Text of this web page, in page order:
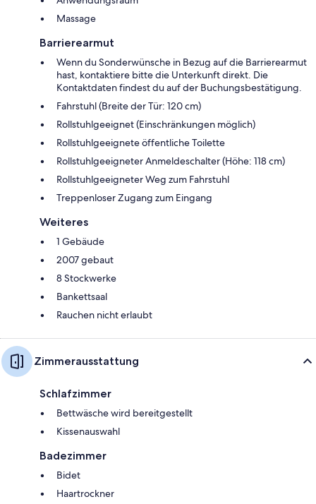
Massage
Barrierearmut
Wenn du Sonderwünsche in Bezug auf die Barrierearmut
hast, kontaktiere bitte die Unterkunft direkt. Die
Kontaktdaten findest du auf der Buchungsbestätigung.
Fahrstuhl (Breite der Tür: 120 cm)
Rollstuhlgeeignet (Einschränkungen möglich)
Rollstuhlgeeignete öffentliche Toilette
Rollstuhlgeeigneter Anmeldeschalter (Höhe: 118 cm)
Rollstuhlgeeigneter Weg zum Fahrstuhl
Treppenloser Zugang zum Eingang
Weiteres
1 Gebäude
2007 gebaut
8 Stockwerke
Bankettsaal
Rauchen nicht erlaubt
Zimmerausstattung
Schlafzimmer
Bettwäsche wird bereitgestellt
Kissenauswahl
Badezimmer
Bidet
Haartrockner